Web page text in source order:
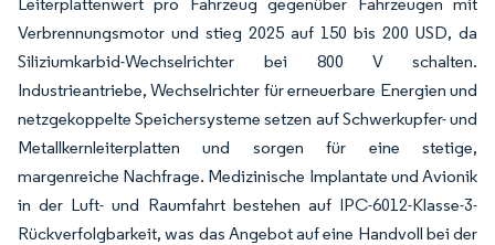
Verbrennungsmotor und stieg 2025 auf 150 bis 200 USD, da
Siliziumkarbid-Wechselrichter bei 800 V schalten.
Industrieantriebe, Wechselrichter für erneuerbare Energien und
netzgekoppelte Speichersysteme setzen auf Schwerkupfer- und
Metallkernleiterplatten und sorgen für eine stetige,
margenreiche Nachfrage. Medizinische Implantate und Avionik
in der Luft- und Raumfahrt bestehen auf IPC-6012-Klasse-3-
Rückverfolgbarkeit, was das Angebot auf eine Handvoll bei der